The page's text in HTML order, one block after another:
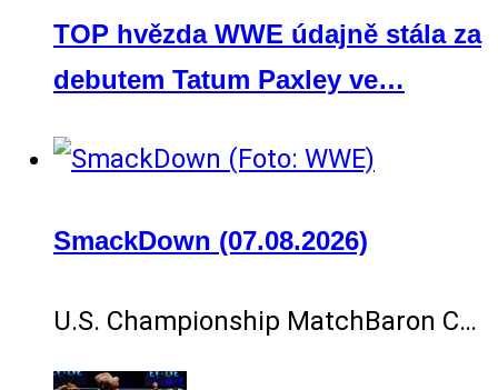
TOP hvězda WWE údajně stála za
debutem Tatum Paxley ve…
SmackDown (07.08.2026)
U.S. Championship MatchBaron C…